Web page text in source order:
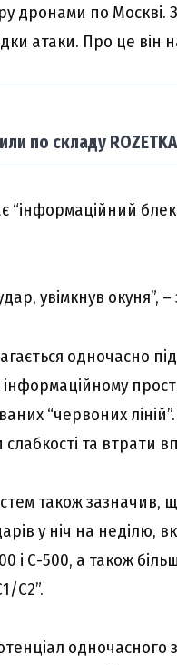
дронами по Москві.
атаки. Про це він
по складу
увімкнув окуня”, –
одночасно
“червоних
та втрати
також зазначив,
у ніч на неділю,
і С-500, а також
С2”.
одночасного